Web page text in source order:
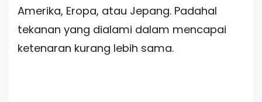
Amerika, Eropa, atau Jepang. Padahal
tekanan yang dialami dalam mencapai
ketenaran kurang lebih sama.